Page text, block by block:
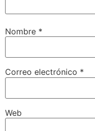
Nombre *
Correo electrónico *
Web